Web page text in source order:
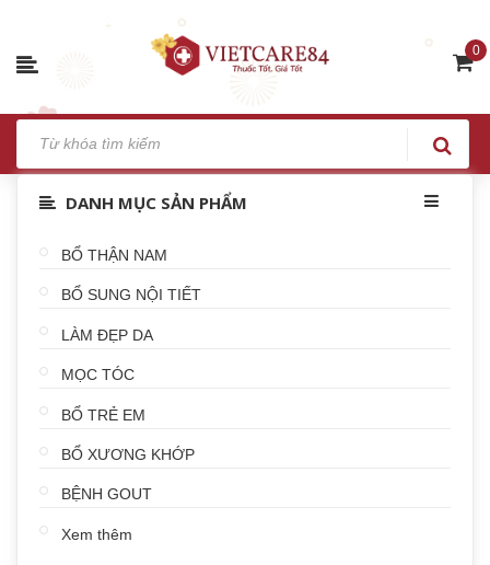
0
DANH MỤC SẢN PHẨM
BỔ THẬN NAM
BỔ SUNG NỘI TIẾT
LÀM ĐẸP DA
MỌC TÓC
BỔ TRẺ EM
BỔ XƯƠNG KHỚP
BỆNH GOUT
Xem thêm